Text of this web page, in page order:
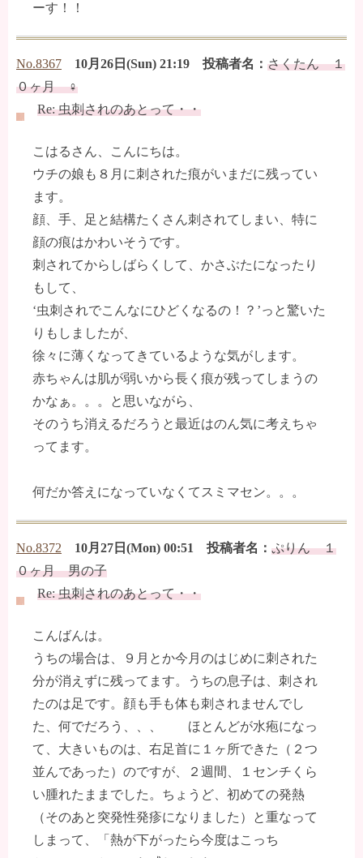
ーす！！
No.8367 10月26日(Sun) 21:19 投稿者名： さくたん １
０ヶ月 ♀
Re: 虫刺されのあとって・・
こはるさん、こんにちは。
ウチの娘も８月に刺された痕がいまだに残ってい
ます。
顔、手、足と結構たくさん刺されてしまい、特に
顔の痕はかわいそうです。
刺されてからしばらくして、かさぶたになったり
もして、
‘虫刺されでこんなにひどくなるの！？’っと驚いた
りもしましたが、
徐々に薄くなってきているような気がします。
赤ちゃんは肌が弱いから長く痕が残ってしまうの
かなぁ。。。と思いながら、
そのうち消えるだろうと最近はのん気に考えちゃ
ってます。
何だか答えになっていなくてスミマセン。。。
No.8372 10月27日(Mon) 00:51 投稿者名： ぷりん １
０ヶ月 男の子
Re: 虫刺されのあとって・・
こんばんは。
うちの場合は、９月とか今月のはじめに刺された
分が消えずに残ってます。うちの息子は、刺され
たのは足です。顔も手も体も刺されませんでし
た、何でだろう、、、 ほとんどが水疱になっ
て、大きいものは、右足首に１ヶ所できた（２つ
並んであった）のですが、２週間、１センチくら
い腫れたままでした。ちょうど、初めての発熱
（そのあと突発性発疹になりました）と重なって
しまって、「熱が下がったら今度はこっち